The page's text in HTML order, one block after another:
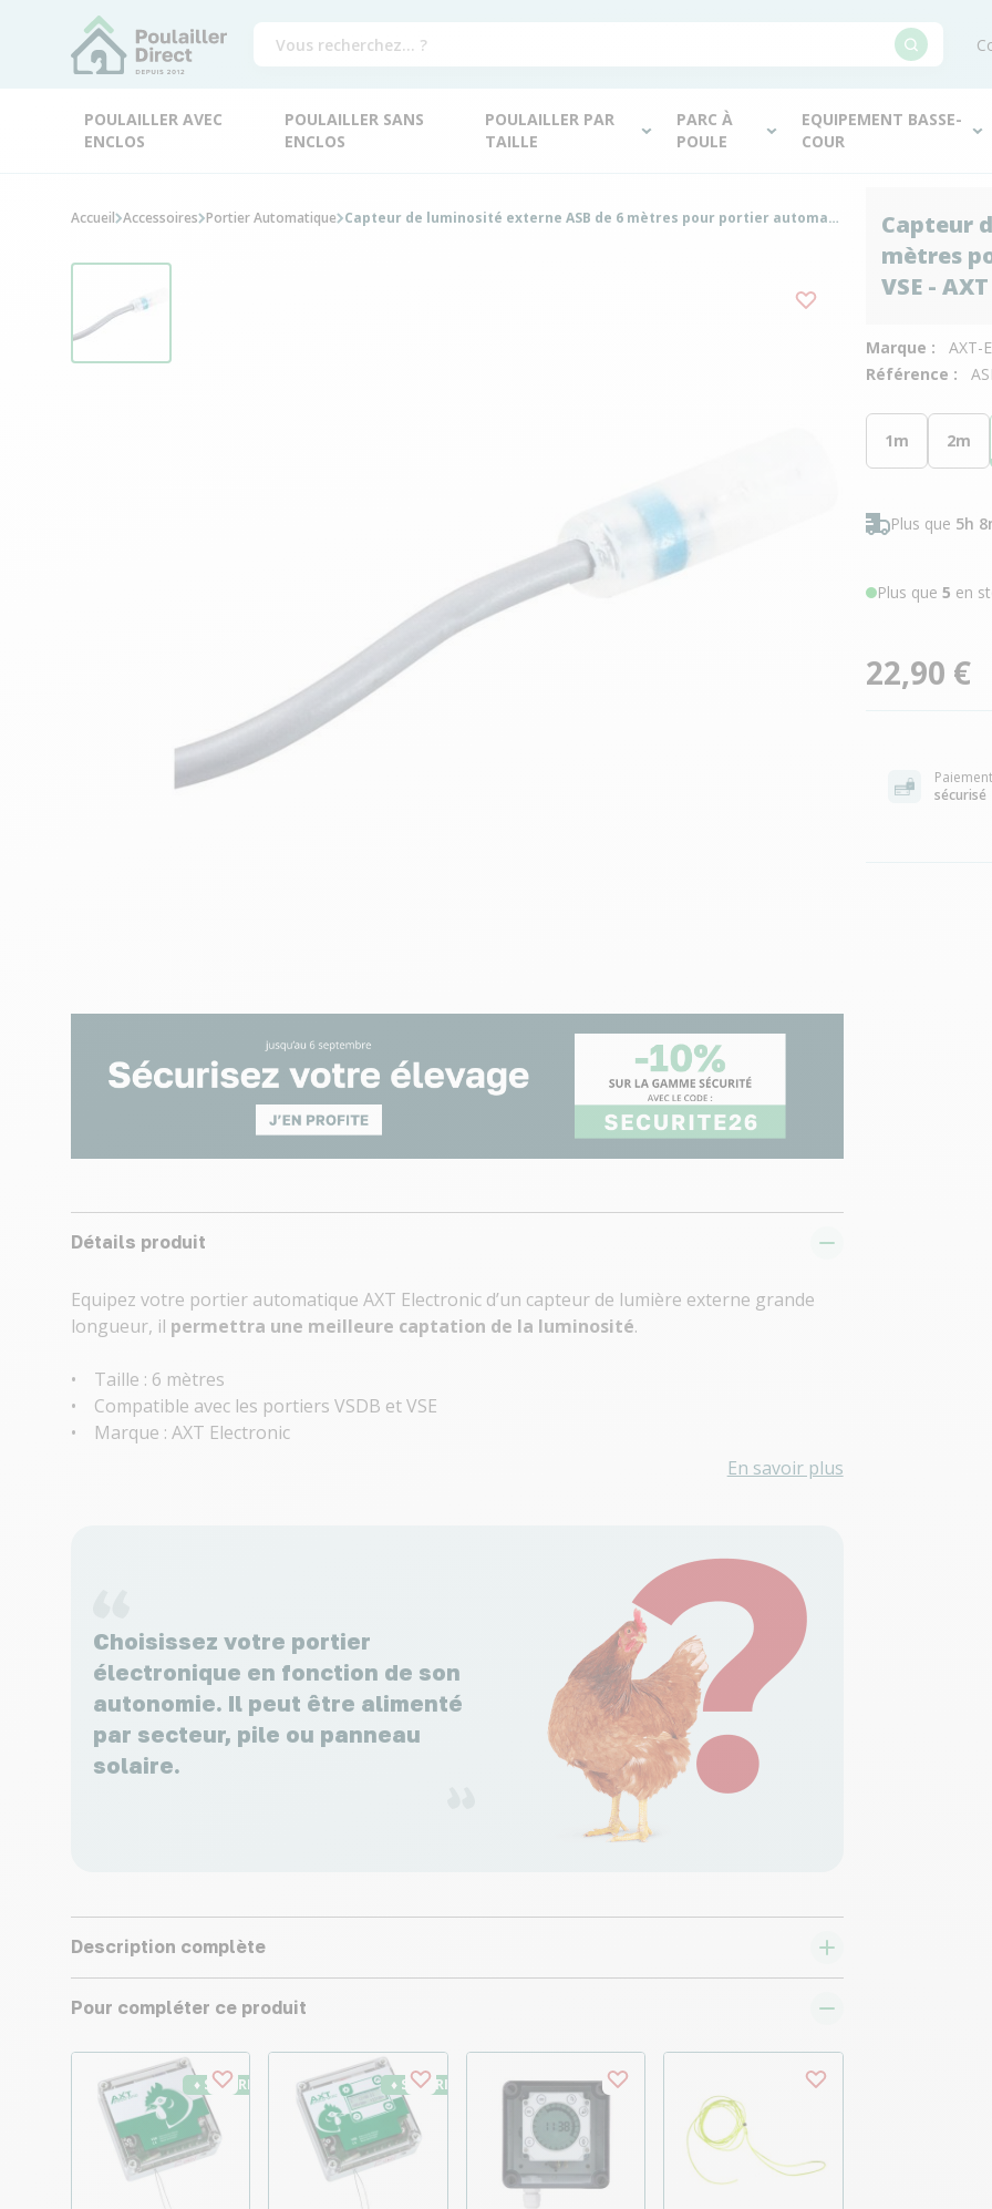
POULAILLER AVEC
ENCLOS
POULAILLER SANS
ENCLOS
POULAILLER PAR
TAILLE
PARC À
POULE
EQUIPEMENT BASSE-
COUR
Capteur
mètres
VSE -
Marque :
AXT-
Référence :
1m 2m
Plus que 5h
Plus que 5 en
22,90 €
Paiement
sécurisé
Détails produit
Equipez votre portier automatique AXT Electronic d’un capteur de lumière externe grande
longueur, il permettra une meilleure captation de la luminosité.
• Taille : 6 mètres
• Compatible avec les portiers VSDB et VSE
• Marque : AXT Electronic
En savoir plus
Choisissez votre portier
électronique en fonction de son
autonomie. Il peut être alimenté
par secteur, pile ou panneau
solaire.
Description complète
Pour compléter ce produit
♦ SECURITE26 ♦ SECURITE26
Accueil Accessoires Portier Automatique Capteur de luminosité externe ASB de 6 mètres pour portier automatique VSDB et VSE - AXT Electronic